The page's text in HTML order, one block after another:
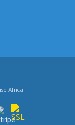
Africa